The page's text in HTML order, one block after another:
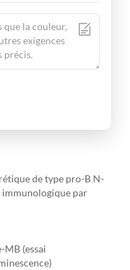
de type pro-B N-
immunologique par
MB (essai